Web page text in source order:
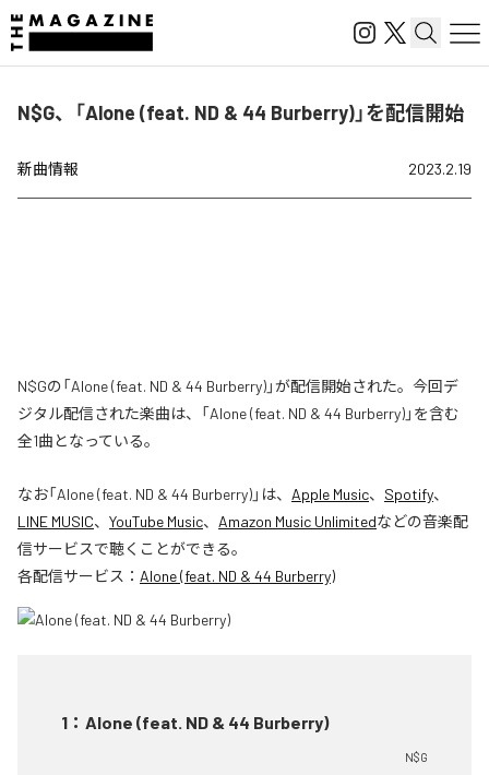
N$G、「Alone (feat. ND & 44 Burberry)」を配信開始
新曲情報 2023.2.19
N$Gの「Alone (feat. ND & 44 Burberry)」が配信開始された。今回デ
ジタル配信された楽曲は、「Alone (feat. ND & 44 Burberry)」を含む
全1曲となっている。
なお「Alone (feat. ND & 44 Burberry)」は、 Apple Music、 Spotify、
LINE MUSIC、 YouTube Music、 Amazon Music Unlimitedなどの音楽配
信サービスで聴くことができる。
各配信サービス： Alone (feat. ND & 44 Burberry)
1 ： Alone (feat. ND & 44 Burberry)
N$G